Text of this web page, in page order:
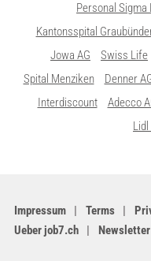
Personal Sigma
Kantonsspital
Jowa AG
Swiss Life
Spital Menziken
Denner
Interdiscount
Adecco
Impressum Terms
Ueber job7.ch